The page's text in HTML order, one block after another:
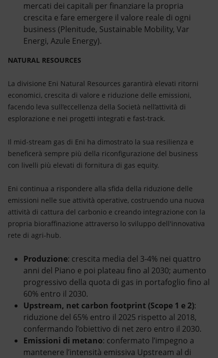
mercati dei capitali per finanziare la propria
crescita e fare emergere il valore reale di ogni
business (Plenitude, Sustainable Mobility, Var
Energi, Azule Energy).
NATURAL RESOURCES
La divisione Eni Natural Resources garantirà elevati ritorni
economici, crescita di valore e riduzione delle emissioni,
facendo leva sull’eccellenza della Società nell’attività di
esplorazione e nei progetti integrati e fast-track.
Il mid-stream gas di Eni ha dimostrato la sua resilienza e
beneficerà sempre più della riconfigurazione del business
con livelli più elevati di fornitura di gas equity.
Eni continua a rispondere alla sfida della riduzione delle
emissioni nelle sue attività operative, costruendo una nuova
attività di cattura del carbonio e creando integrazione con la
propria bioraffinazione attraverso lo sviluppo dell'innovativa
rete di agri-hub.
Produzione: crescita media del 3-4% nei quattro
anni del Piano e poi plateau fino al 2030; aumento
progressivo della quota di gas in portafoglio fino al
60% entro il 2030.
Upstream, net carbon footprint (Scope 1 e 2):
riduzione del 65% entro il 2025 rispetto al 2018,
confermando l’obiettivo di net zero entro il 2030.
Emissioni di metano: confermato l’impegno a
mantenere l’intensità emissiva Upstream al di